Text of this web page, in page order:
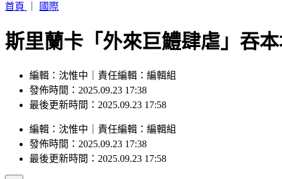
首頁
國際
斯里蘭卡「外來巨鱧肆虐」吞
編輯：沈惟中｜責任編輯：編輯組
發佈時間：2025.09.23 17:38
最後更新時間：2025.09.23 17:58
編輯 ： 沈惟中 責任編輯 ： 編輯組
發佈時間： 2025.09.23 17:38
最後更新時間： 2025.09.23 17:58